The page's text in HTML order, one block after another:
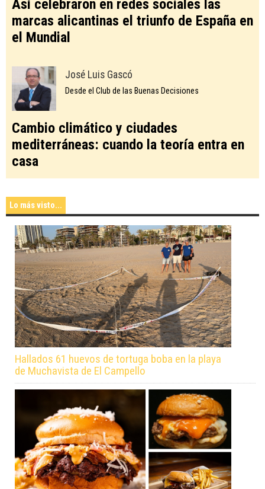
Así celebraron en redes sociales las
marcas alicantinas el triunfo de España en
el Mundial
José Luis Gascó
Desde el Club de las Buenas Decisiones
Cambio climático y ciudades
mediterráneas: cuando la teoría entra en
casa
Lo más visto...
Hallados 61 huevos de tortuga boba en la playa
de Muchavista de El Campello